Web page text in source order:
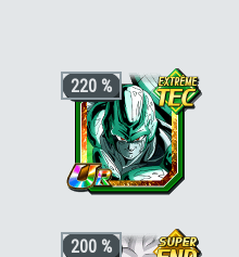
220 %
+3 ki, +200% HP & +170% ATT/DEF
pour la catégorie"Terrifiants
200 %